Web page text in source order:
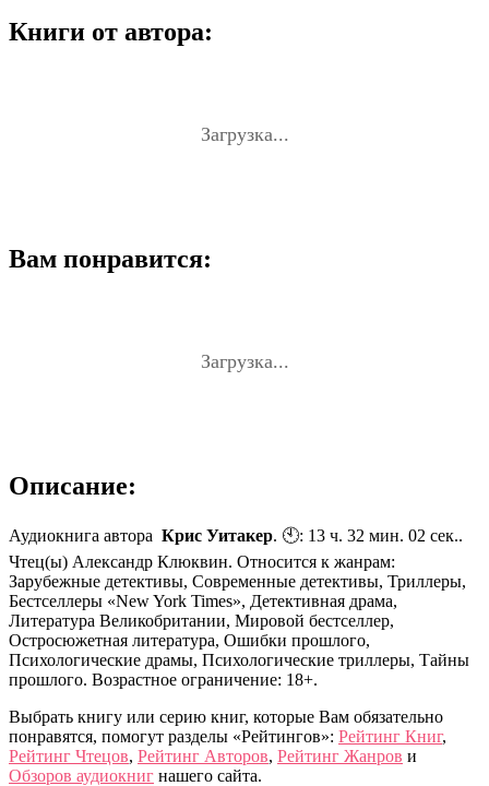
Книги от автора:
Загрузка...
Вам понравится:
Загрузка...
Описание:
Аудиокнига автора Крис Уитакер. 🕙: 13 ч. 32 мин. 02 сек..
Чтец(ы) Александр Клюквин. Относится к жанрам:
Зарубежные детективы, Современные детективы, Триллеры,
Бестселлеры «New York Times», Детективная драма,
Литература Великобритании, Мировой бестселлер,
Остросюжетная литература, Ошибки прошлого,
Психологические драмы, Психологические триллеры, Тайны
прошлого. Возрастное ограничение: 18+.
Выбрать книгу или серию книг, которые Вам обязательно
понравятся, помогут разделы «Рейтингов»: Рейтинг Книг,
Рейтинг Чтецов, Рейтинг Авторов, Рейтинг Жанров и
Обзоров аудиокниг нашего сайта.